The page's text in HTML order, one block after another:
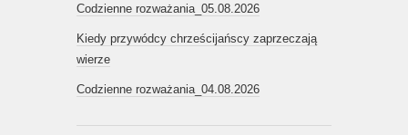
Codzienne rozważania_05.08.2026
Kiedy przywódcy chrześcijańscy zaprzeczają
wierze
Codzienne rozważania_04.08.2026